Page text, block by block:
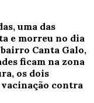
uma das
e morreu no dia
Canta Galo,
ficam na zona
os dois
contra